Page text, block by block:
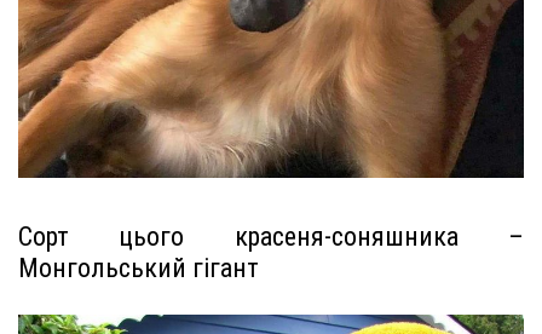
Сорт цього красеня-соняшника –
Монгольський гігант